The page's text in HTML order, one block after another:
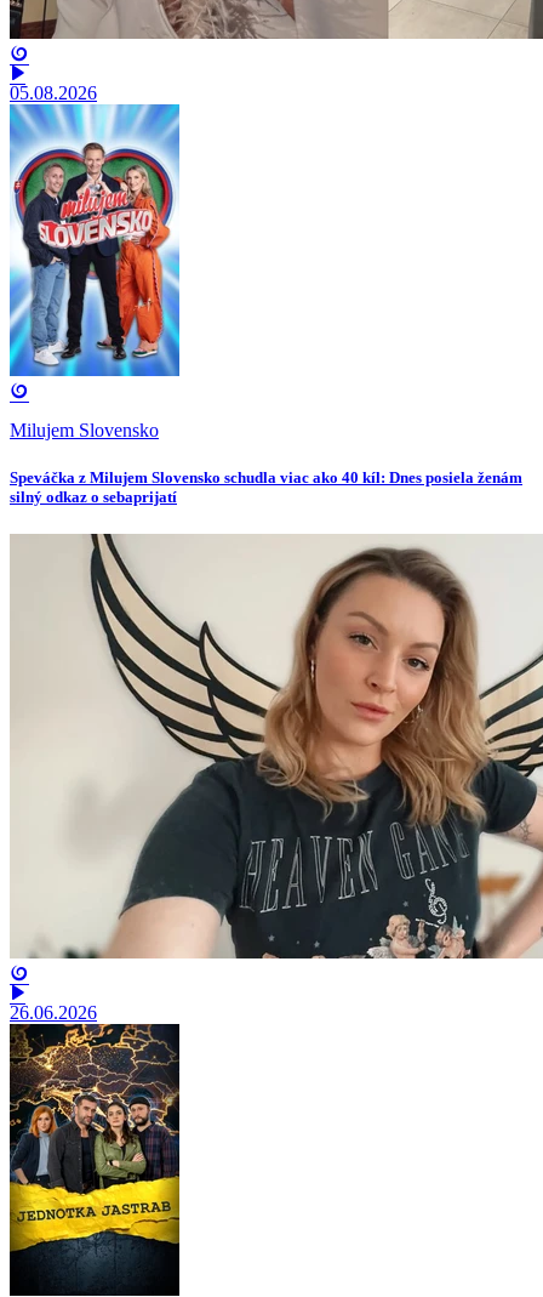
05.08.2026
Milujem Slovensko
Speváčka z Milujem Slovensko schudla viac ako 40 kíl: Dnes posiela ženám
silný odkaz o sebaprijatí
26.06.2026